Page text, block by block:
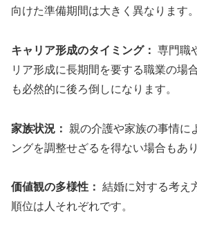
向けた準備期間は大きく異なります。
キャリア形成のタイミング： 専門職
リア形成に長期間を要する職業の場
も必然的に後ろ倒しになります。
家族状況：
親の介護や家族の事情に
ングを調整せざるを得ない場合もあり
価値観の多様性： 結婚に対する考え
順位は人それぞれです。